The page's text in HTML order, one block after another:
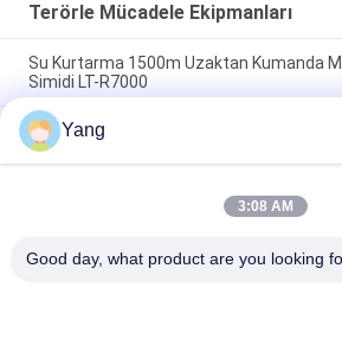
Terörle Mücadele Ekipmanları
Su Kurtarma 1500m Uzaktan Kumanda
Simidi LT-R7000
Mayın kullanımı için 300m menzilli,
gerekmeyen ve entegre teleskoplu
mesafe ölçüm aracı
6500N çekme kuvveti, 1100m uzaktan
Yang
3:08 AM
Good day, what product are you looking